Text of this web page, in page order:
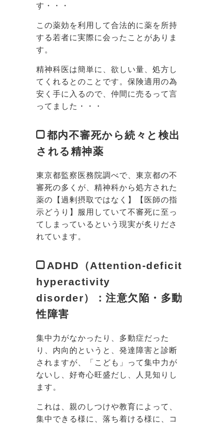
す・・・
この薬効を利用して合法的に薬を所持
する若者に実際に会ったことがありま
す。
精神科医は簡単に、欲しい量、処方し
てくれるとのことです。保険適用の為
安く手に入るので、仲間に売るって言
ってました・・・
都内不審死から続々と検出
される精神薬
東京都監察医務院調べで、東京都の不
審死の多くが、精神科から処方された
薬の【過剰摂取ではなく】【医師の指
示どうり】服用していて不審死に至っ
てしまっているという現実が炙りださ
れています。
ADHD（Attention-deficit
hyperactivity
disorder）： 注意欠陥・多動
性障害
集中力がなかったり、多動症だった
り、内向的というと、発達障害と診断
されますが、「こども」って集中力が
ないし、好奇心旺盛だし、人見知りし
ます。
これは、親のしつけや教育によって、
集中できる様に、落ち着ける様に、コ